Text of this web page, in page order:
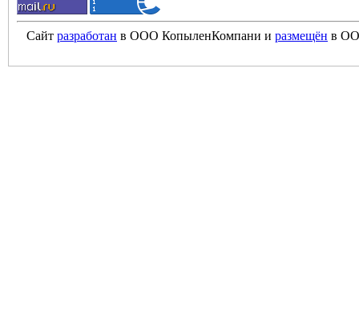
Сайт разработан в ООО КопыленКомпани и размещён в